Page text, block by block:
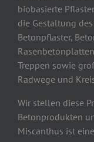
biobasierte
die Gestaltung
Betonpflaster,
Treppen sowie
Radwege und
Wir stellen diese
Betonprodukten
Miscanthus ist